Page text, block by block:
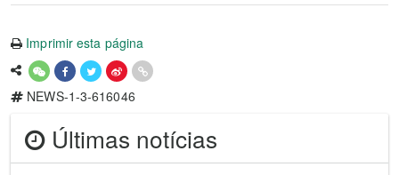
Imprimir esta página
NEWS-1-3-616046
Últimas notícias